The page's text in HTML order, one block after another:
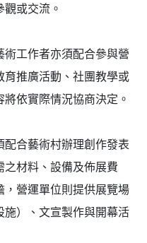
或交流。
工作者亦須配合參與營
推廣活動、社團教學或
依實際情況協商決定。
合藝術村辦理創作發表
材料、設備及佈展費
，營運單位則提供展覽場
）、文宣製作與開幕活